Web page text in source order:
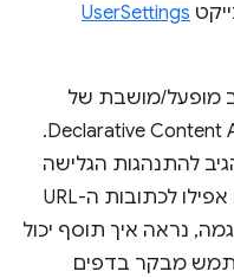
UserSettings
מופעל/מושבת של
הפעולה של התוסף באמצעות Declarative Content API.
להתנהגות הגלישה
של המשתמש בלי לגשת לתוכן או אפילו לכתובות ה-URL
נראה איך תוסף יכול
מבקר בדפים